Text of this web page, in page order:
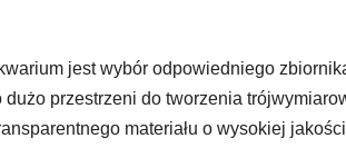
jest wybór odpowiedniego
przestrzeni do tworzenia
materiału o wysokiej